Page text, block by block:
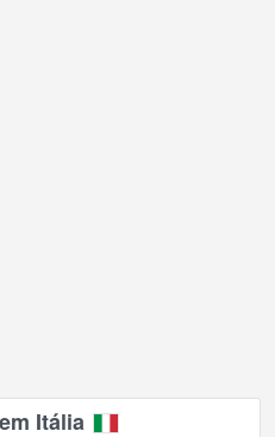
Itália